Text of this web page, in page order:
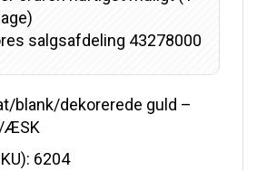
salgsafdeling 43278000
blank/dekorerede guld –
ÆSK
6204